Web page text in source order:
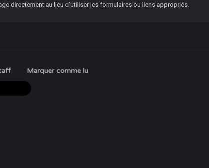
directement au lieu d’utiliser les formulaires ou liens appropriés.
Marquer comme lu